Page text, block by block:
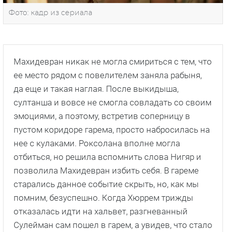
Фото: кадр из сериала
Махидевран никак не могла смириться с тем, что
ее место рядом с повелителем заняла рабыня,
да еще и такая наглая. После выкидыша,
султанша и вовсе не смогла совладать со своим
эмоциями, а поэтому, встретив соперницу в
пустом коридоре гарема, просто набросилась на
нее с кулаками. Роксолана вполне могла
отбиться, но решила вспомнить слова Нигяр и
позволила Махидевран избить себя. В гареме
старались данное событие скрыть, но, как мы
помним, безуспешно. Когда Хюррем трижды
отказалась идти на хальвет, разгневанный
Сулейман сам пошел в гарем, а увидев, что стало